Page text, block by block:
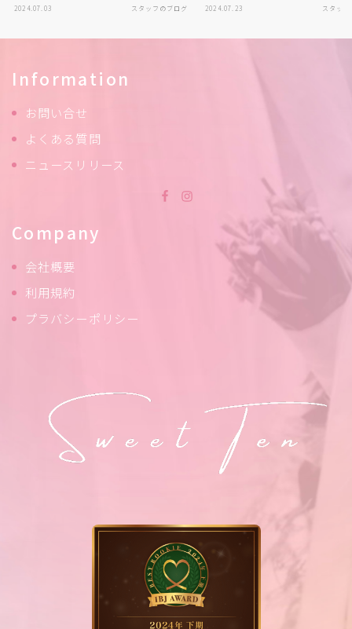
2024.07.03 スタッフのブログ 2024.07.23 スタッ
Information
お問い合せ
よくある質問
ニュースリリース
Company
会社概要
利用規約
プラバシーポリシー